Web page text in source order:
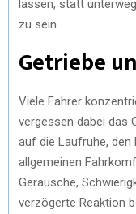
lassen, statt
zu sein.
Getriebe
Viele Fahrer
vergessen dabei das
auf die Laufruhe,
allgemeinen
Geräusche,
verzögerte Reaktion